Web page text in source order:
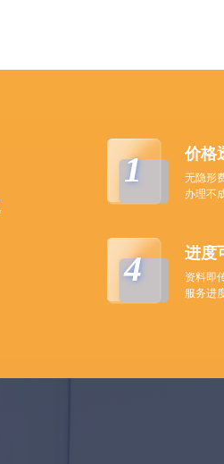
1 价格
无隐形
办理不
4 进度
资料即
服务进